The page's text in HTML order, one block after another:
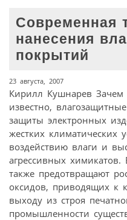
Современная
нанесения
покрытий
23 августа, 2007
Кирилл Кушнарев Зачем
известно,
защиты электронных
жестких климатических
воздействию влаги и
агрессивных
также предотвращают
оксидов, приводящих к
выходу из строя
промышленности